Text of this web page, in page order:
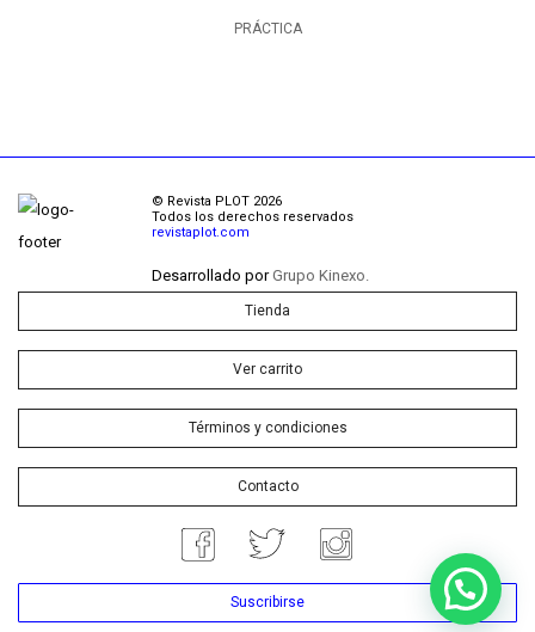
PRÁCTICA
© Revista PLOT 2026
Todos los derechos reservados
revistaplot.com
Desarrollado porGrupo Kinexo.
Tienda
Ver carrito
Términos y condiciones
Contacto
Suscribirse